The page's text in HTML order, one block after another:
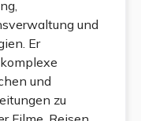
und
Er
und
zu